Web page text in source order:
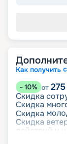
Как получить
- 10% от
Скидка
Скидка
Скидка
Скидка
действий и